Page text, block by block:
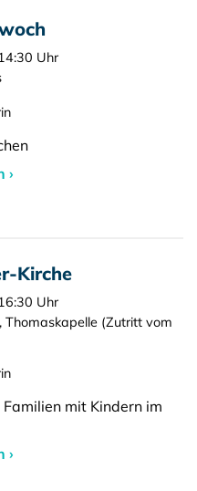
Uhr
›
Kirche
Uhr
Thomaskapelle (Zutritt vom
mit Kindern im
›